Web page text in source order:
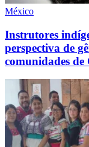
México
Instrutores
perspectiva de
comunidades de